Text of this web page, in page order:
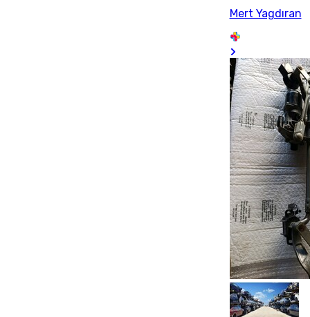
Mert Yagdıran